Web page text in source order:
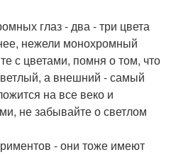
глаз - два - три цвета
нежели монохромный
с цветами, помня о том, что
а внешний - самый
на все веко и
не забывайте о светлом
- они тоже имеют